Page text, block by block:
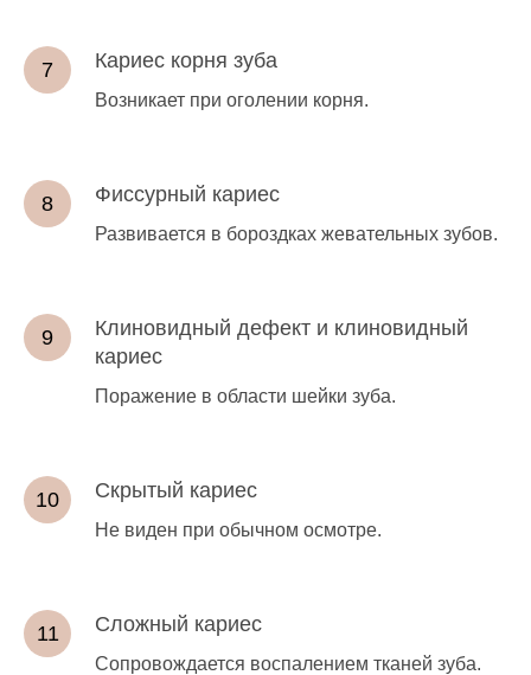
Кариес корня зуба
Возникает при оголении корня.
Фиссурный кариес
Развивается в бороздках жевательных зубов.
Клиновидный дефект и клиновидный
кариес
Поражение в области шейки зуба.
Скрытый кариес
Не виден при обычном осмотре.
Сложный кариес
Сопровождается воспалением тканей зуба.